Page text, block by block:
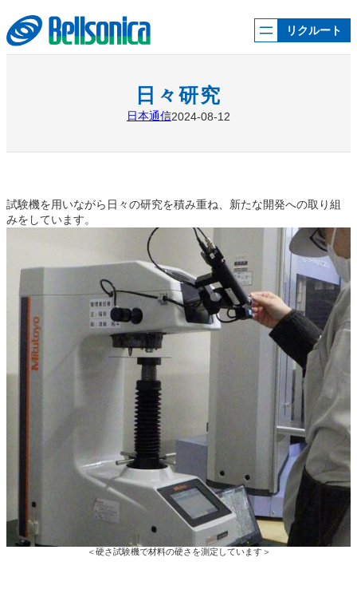
容
を
ス
リクルート
日々研究
日本通信2024-08-12
試験機を用いながら日々の研究を積み重ね、新たな開発への取り組
みをしています。
＜硬さ試験機で材料の硬さを測定しています＞